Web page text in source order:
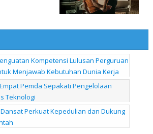
Kompetensi Lulusan Perguruan
Menjawab Kebutuhan Dunia Kerja
Pemda Sepakati Pengelolaan
Teknologi
Perkuat Kepedulian dan Dukung